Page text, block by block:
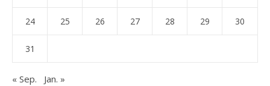
24 25 26 27 28 29 30
31
« Sep. Jan. »